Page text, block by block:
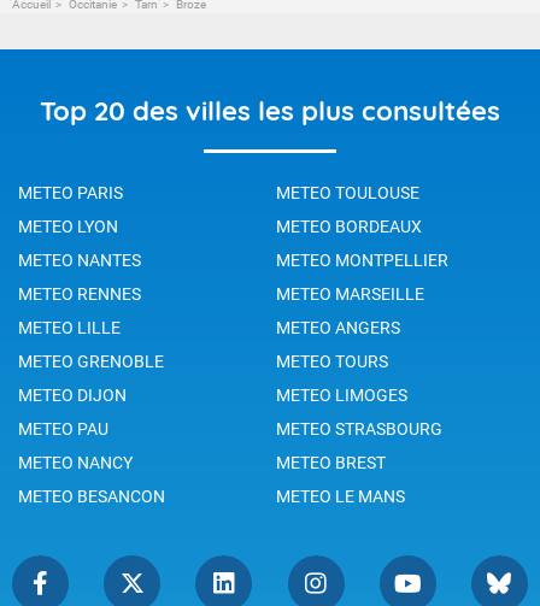
Accueil Occitanie Tarn Broze
Top 20 des villes les plus consultées
METEO PARIS
METEO TOULOUSE
METEO LYON
METEO BORDEAUX
METEO NANTES
METEO MONTPELLIER
METEO RENNES
METEO MARSEILLE
METEO LILLE
METEO ANGERS
METEO GRENOBLE
METEO TOURS
METEO DIJON
METEO LIMOGES
METEO PAU
METEO STRASBOURG
METEO NANCY
METEO BREST
METEO BESANCON
METEO LE MANS